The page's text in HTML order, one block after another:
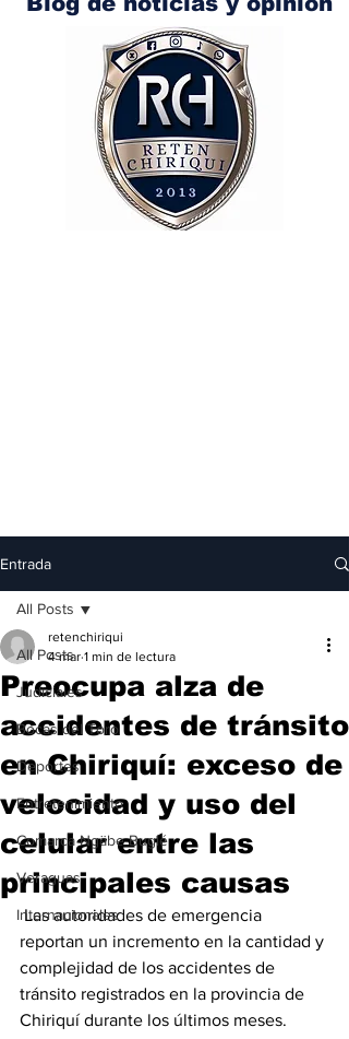
Entrada
All Posts
Judiciales
Bocas del Toro
Deportes
Entretenimiento
Comarca Ngäbe-Buglé
Veraguas
Internacionales
All Posts
Preocupa alza de
accidentes de tránsito
en Chiriquí: exceso de
velocidad y uso del
celular entre las
principales causas
retenchiriqui
4 mar 1 min de lectura
Las autoridades de emergencia
reportan un incremento en la cantidad y
complejidad de los accidentes de
tránsito registrados en la provincia de
Chiriquí durante los últimos meses.